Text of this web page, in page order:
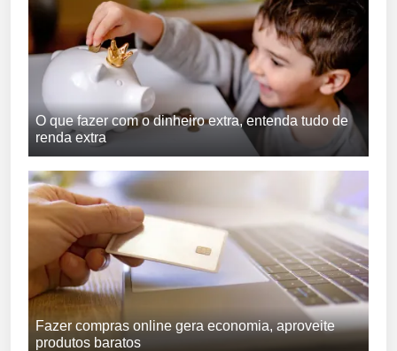
O que fazer com o dinheiro extra, entenda tudo de
renda extra
Fazer compras online gera economia, aproveite
produtos baratos